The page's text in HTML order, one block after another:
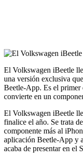
El Volkswagen iBeetle
una versión exclusiva
Beetle-App. Es el primer
convierte en un
El Volkswagen iBeetle
finalice el año. Se trata
componente más al
aplicación Beetle-App y
acaba de presentar en el